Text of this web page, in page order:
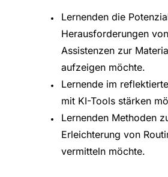
Lernenden die
Herausforderungen
Assistenzen zur
aufzeigen möchte.
Lernende im
mit KI-Tools stärken
Lernenden Methoden
Erleichterung von
vermitteln möchte.